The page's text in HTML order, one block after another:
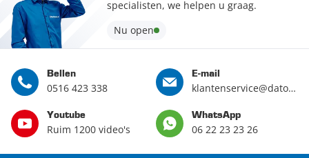
specialisten, we helpen u graag.
Nu open
Bellen
0516 423 338
E-mail
klantenservice@datona.nl
Youtube
Ruim 1200 video's
WhatsApp
06 22 23 23 26